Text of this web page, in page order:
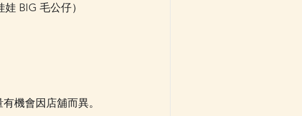
BIG 毛公仔）
機會因店舖而異。